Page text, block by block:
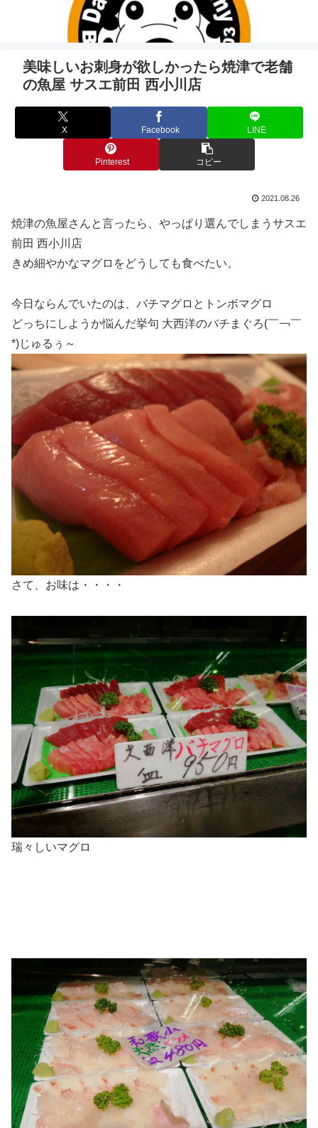
美味しいお刺身が欲しかったら焼津で老舗
の魚屋 サスエ前田 西小川店
X Facebook LINE
Pinterest コピー
2021.08.26
焼津の魚屋さんと言ったら、やっぱり選んでしまうサスエ
前田 西小川店
きめ細やかなマグロをどうしても食べたい。
今日ならんでいたのは、バチマグロとトンボマグロ
どっちにしようか悩んだ挙句 大西洋のバチまぐろ(￣￢￣
*)じゅるぅ～
さて、お味は・・・・
瑞々しいマグロ